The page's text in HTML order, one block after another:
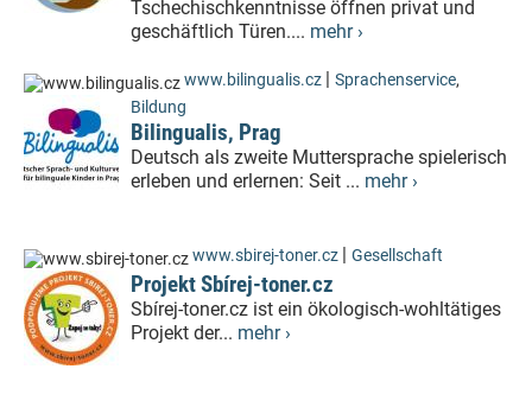
Tschechischkenntnisse öffnen privat und
geschäftlich Türen.... mehr ›
www.bilingualis.cz | Sprachenservice,
Bildung
Bilingualis, Prag
Deutsch als zweite Muttersprache spielerisch
erleben und erlernen: Seit ... mehr ›
www.sbirej-toner.cz | Gesellschaft
Projekt Sbírej-toner.cz
Sbírej-toner.cz ist ein ökologisch-wohltätiges
Projekt der... mehr ›